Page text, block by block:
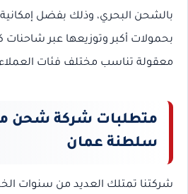
بالشحن البحري، وذلك بفضل
بحمولات أكبر وتوزيعها عبر شاحنات
معقولة تناسب مختلف فئات
متطلبات شركة شحن
سلطنة عمان
شركتنا تمتلك العديد من سنوات